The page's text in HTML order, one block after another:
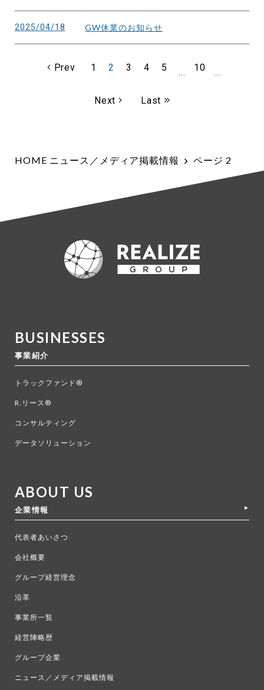
2025/04/18 GW休業のお知らせ
Prev 1 2 3 4 5 ... 10 ...
Next Last
HOME ニュース／メディア掲載情報 ページ 2
BUSINESSES
事業紹介
トラックファンド®
R.リース®
コンサルティング
データソリューション
ABOUT US
企業情報
代表者あいさつ
会社概要
グループ経営理念
沿革
事業所一覧
経営陣略歴
グループ企業
ニュース／メディア掲載情報